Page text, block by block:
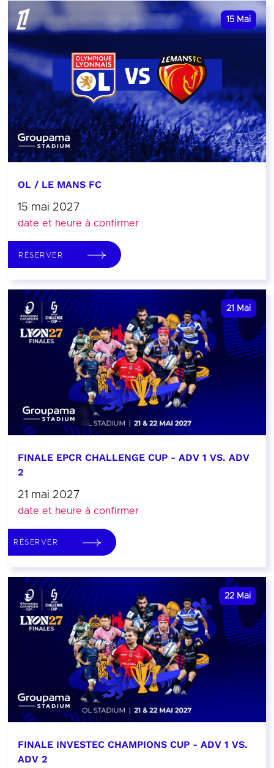
15 Mai
OL / LE MANS FC
15 mai 2027
date et heure à confirmer
RÉSERVER
21 Mai
FINALE EPCR CHALLENGE CUP - ADV 1 VS. ADV
2
21 mai 2027
date et heure à confirmer
RÉSERVER
22 Mai
FINALE INVESTEC CHAMPIONS CUP - ADV 1 VS.
ADV 2